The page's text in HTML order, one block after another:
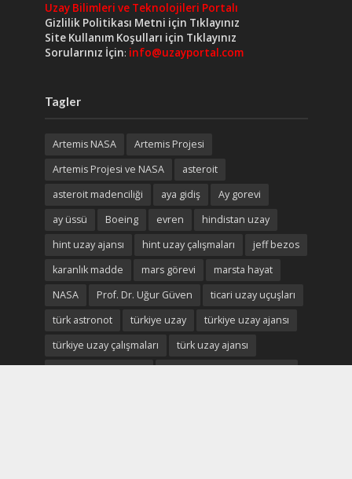
Uzay Bilimleri ve Teknolojileri Portalı
Gizlilik Politikası Metni için Tıklayınız
Site Kullanım Koşulları için Tıklayınız
Sorularınız İçin: info@uzayportal.com
Tagler
Artemis NASA
Artemis Projesi
Artemis Projesi ve NASA
asteroit
asteroit madenciliği
aya gidiş
Ay gorevi
ay üssü
Boeing evren
hindistan uzay
hint uzay ajansı
hint uzay çalışmaları
jeff bezos
karanlık madde
mars görevi
marsta hayat
NASA
Prof. Dr. Uğur Güven
ticari uzay uçuşları
türk astronot
türkiye uzay
türkiye uzay ajansı
türkiye uzay çalışmaları
türk uzay ajansı